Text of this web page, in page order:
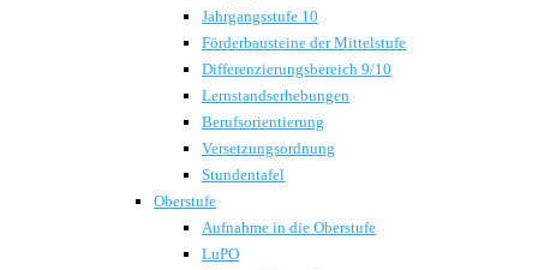
Jahrgangsstufe 10
Förderbausteine der Mittelstufe
Differenzierungsbereich 9/10
Lernstandserhebungen
Berufsorientierung
Versetzungsordnung
Stundentafel
Oberstufe
Aufnahme in die Oberstufe
LuPO